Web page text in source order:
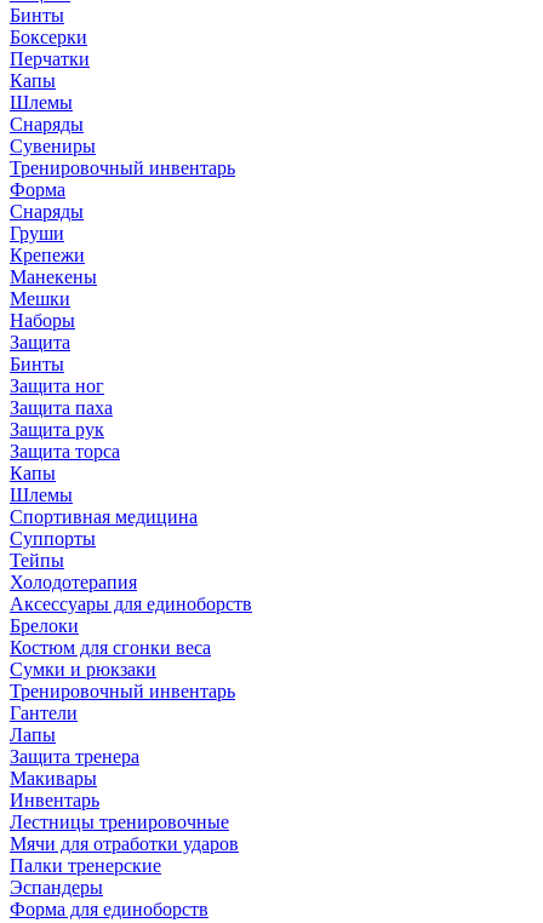
Бинты
Боксерки
Перчатки
Капы
Шлемы
Снаряды
Сувениры
Тренировочный инвентарь
Форма
Снаряды
Груши
Крепежи
Манекены
Мешки
Наборы
Защита
Бинты
Защита ног
Защита паха
Защита рук
Защита торса
Капы
Шлемы
Спортивная медицина
Суппорты
Тейпы
Холодотерапия
Аксессуары для единоборств
Брелоки
Костюм для сгонки веса
Сумки и рюкзаки
Тренировочный инвентарь
Гантели
Лапы
Защита тренера
Макивары
Инвентарь
Лестницы тренировочные
Мячи для отработки ударов
Палки тренерские
Эспандеры
Форма для единоборств